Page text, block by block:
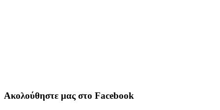
Ακολούθηστε μας στο Facebook